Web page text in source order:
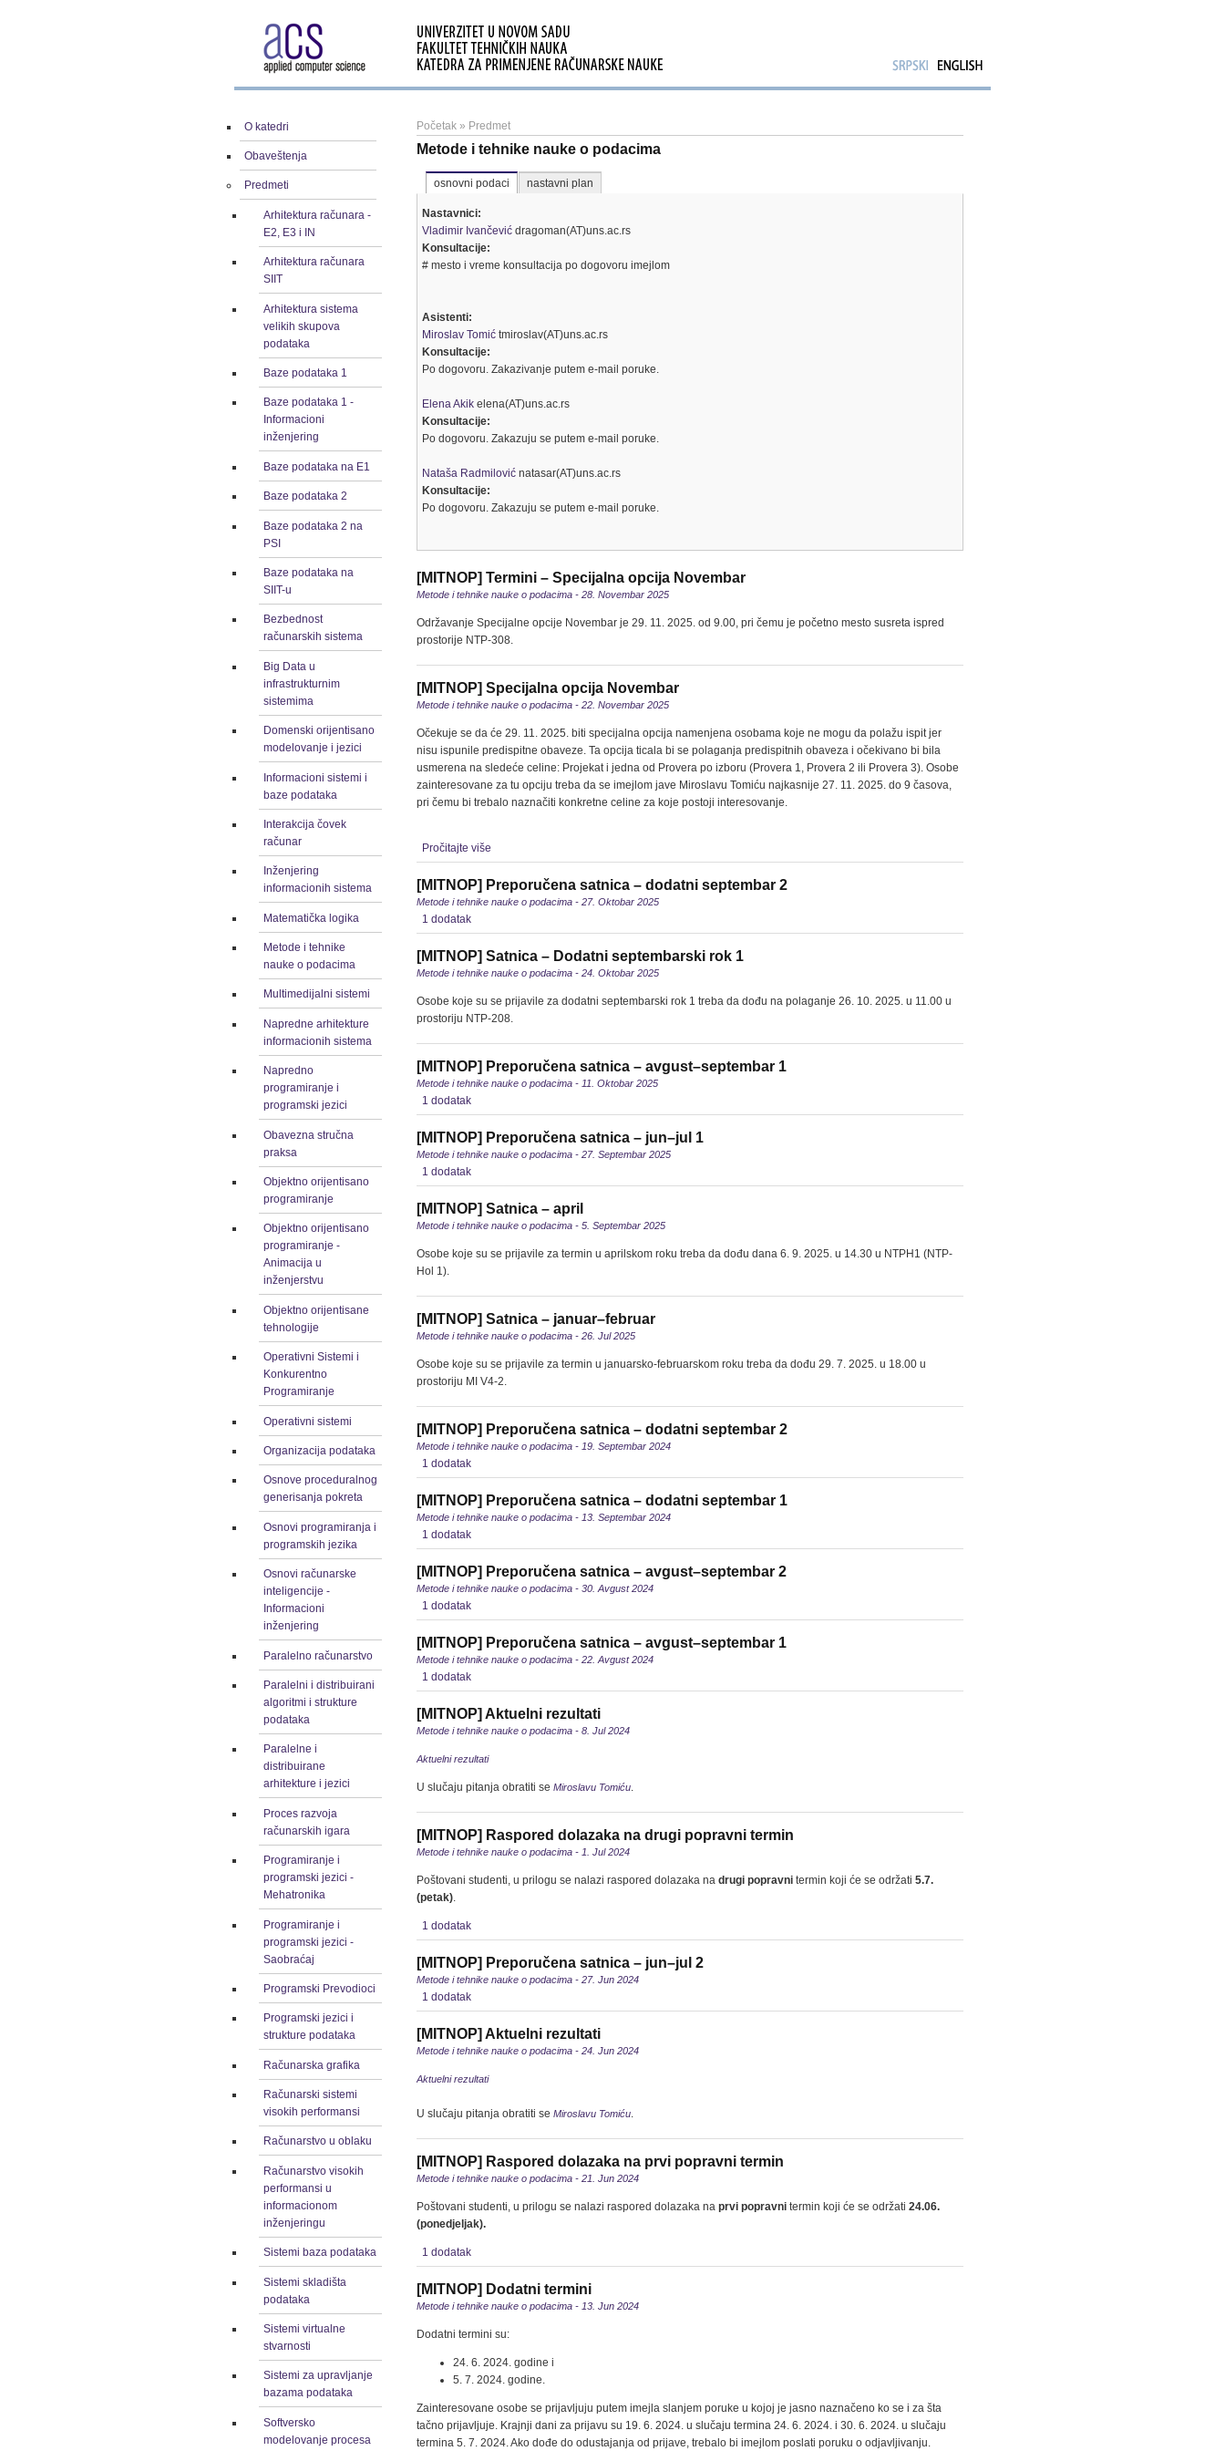
O katedri
Obaveštenja
Predmeti
Arhitektura računara -
E2, E3 i IN
Arhitektura računara
SIIT
Arhitektura sistema
velikih skupova
podataka
Baze podataka 1
Baze podataka 1 -
Informacioni
inženjering
Baze podataka na E1
Baze podataka 2
Baze podataka 2 na
PSI
Baze podataka na
SIIT-u
Bezbednost
računarskih sistema
Big Data u
infrastrukturnim
sistemima
Domenski orijentisano
modelovanje i jezici
Informacioni sistemi i
baze podataka
Interakcija čovek
računar
Inženjering
informacionih sistema
Matematička logika
Metode i tehnike
nauke o podacima
Multimedijalni sistemi
Napredne arhitekture
informacionih sistema
Napredno
programiranje i
programski jezici
Obavezna stručna
praksa
Objektno orijentisano
programiranje
Objektno orijentisano
programiranje -
Animacija u
inženjerstvu
Objektno orijentisane
tehnologije
Operativni Sistemi i
Konkurentno
Programiranje
Operativni sistemi
Organizacija podataka
Osnove proceduralnog
generisanja pokreta
Osnovi programiranja i
programskih jezika
Osnovi računarske
inteligencije -
Informacioni
inženjering
Paralelno računarstvo
Paralelni i distribuirani
algoritmi i strukture
podataka
Paralelne i
distribuirane
arhitekture i jezici
Proces razvoja
računarskih igara
Programiranje i
programski jezici -
Mehatronika
Programiranje i
programski jezici -
Saobraćaj
Programski Prevodioci
Programski jezici i
strukture podataka
Računarska grafika
Računarski sistemi
visokih performansi
Računarstvo u oblaku
Računarstvo visokih
performansi u
informacionom
inženjeringu
Sistemi baza podataka
Sistemi skladišta
podataka
Sistemi virtualne
stvarnosti
Sistemi za upravljanje
bazama podataka
Softversko
modelovanje procesa
Početak » Predmet
Metode i tehnike nauke o podacima
osnovni podaci nastavni plan
Nastavnici:
Vladimir Ivančević dragoman(AT)uns.ac.rs
Konsultacije:
# mesto i vreme konsultacija po dogovoru imejlom
Asistenti:
Miroslav Tomić tmiroslav(AT)uns.ac.rs
Konsultacije:
Po dogovoru. Zakazivanje putem e-mail poruke.
Elena Akik elena(AT)uns.ac.rs
Konsultacije:
Po dogovoru. Zakazuju se putem e-mail poruke.
Nataša Radmilović natasar(AT)uns.ac.rs
Konsultacije:
Po dogovoru. Zakazuju se putem e-mail poruke.
[MITNOP] Termini – Specijalna opcija Novembar
Metode i tehnike nauke o podacima - 28. Novembar 2025
Održavanje Specijalne opcije Novembar je 29. 11. 2025. od 9.00, pri čemu je početno mesto susreta ispred
prostorije NTP-308.
[MITNOP] Specijalna opcija Novembar
Metode i tehnike nauke o podacima - 22. Novembar 2025
Očekuje se da će 29. 11. 2025. biti specijalna opcija namenjena osobama koje ne mogu da polažu ispit jer
nisu ispunile predispitne obaveze. Ta opcija ticala bi se polaganja predispitnih obaveza i očekivano bi bila
usmerena na sledeće celine: Projekat i jedna od Provera po izboru (Provera 1, Provera 2 ili Provera 3). Osobe
zainteresovane za tu opciju treba da se imejlom jave Miroslavu Tomiću najkasnije 27. 11. 2025. do 9 časova,
pri čemu bi trebalo naznačiti konkretne celine za koje postoji interesovanje.
Pročitajte više
[MITNOP] Preporučena satnica – dodatni septembar 2
Metode i tehnike nauke o podacima - 27. Oktobar 2025
1 dodatak
[MITNOP] Satnica – Dodatni septembarski rok 1
Metode i tehnike nauke o podacima - 24. Oktobar 2025
Osobe koje su se prijavile za dodatni septembarski rok 1 treba da dođu na polaganje 26. 10. 2025. u 11.00 u
prostoriju NTP-208.
[MITNOP] Preporučena satnica – avgust–septembar 1
Metode i tehnike nauke o podacima - 11. Oktobar 2025
1 dodatak
[MITNOP] Preporučena satnica – jun–jul 1
Metode i tehnike nauke o podacima - 27. Septembar 2025
1 dodatak
[MITNOP] Satnica – april
Metode i tehnike nauke o podacima - 5. Septembar 2025
Osobe koje su se prijavile za termin u aprilskom roku treba da dođu dana 6. 9. 2025. u 14.30 u NTPH1 (NTP-
Hol 1).
[MITNOP] Satnica – januar–februar
Metode i tehnike nauke o podacima - 26. Jul 2025
Osobe koje su se prijavile za termin u januarsko-februarskom roku treba da dođu 29. 7. 2025. u 18.00 u
prostoriju MI V4-2.
[MITNOP] Preporučena satnica – dodatni septembar 2
Metode i tehnike nauke o podacima - 19. Septembar 2024
1 dodatak
[MITNOP] Preporučena satnica – dodatni septembar 1
Metode i tehnike nauke o podacima - 13. Septembar 2024
1 dodatak
[MITNOP] Preporučena satnica – avgust–septembar 2
Metode i tehnike nauke o podacima - 30. Avgust 2024
1 dodatak
[MITNOP] Preporučena satnica – avgust–septembar 1
Metode i tehnike nauke o podacima - 22. Avgust 2024
1 dodatak
[MITNOP] Aktuelni rezultati
Metode i tehnike nauke o podacima - 8. Jul 2024
Aktuelni rezultati
U slučaju pitanja obratiti se Miroslavu Tomiću.
[MITNOP] Raspored dolazaka na drugi popravni termin
Metode i tehnike nauke o podacima - 1. Jul 2024
Poštovani studenti, u prilogu se nalazi raspored dolazaka na drugi popravni termin koji će se održati 5.7.
(petak).
1 dodatak
[MITNOP] Preporučena satnica – jun–jul 2
Metode i tehnike nauke o podacima - 27. Jun 2024
1 dodatak
[MITNOP] Aktuelni rezultati
Metode i tehnike nauke o podacima - 24. Jun 2024
Aktuelni rezultati
U slučaju pitanja obratiti se Miroslavu Tomiću.
[MITNOP] Raspored dolazaka na prvi popravni termin
Metode i tehnike nauke o podacima - 21. Jun 2024
Poštovani studenti, u prilogu se nalazi raspored dolazaka na prvi popravni termin koji će se održati 24.06.
(ponedjeljak).
1 dodatak
[MITNOP] Dodatni termini
Metode i tehnike nauke o podacima - 13. Jun 2024
Dodatni termini su:
24. 6. 2024. godine i
5. 7. 2024. godine.
Zainteresovane osobe se prijavljuju putem imejla slanjem poruke u kojoj je jasno naznačeno ko se i za šta
tačno prijavljuje. Krajnji dani za prijavu su 19. 6. 2024. u slučaju termina 24. 6. 2024. i 30. 6. 2024. u slučaju
termina 5. 7. 2024. Ako dođe do odustajanja od prijave, trebalo bi imejlom poslati poruku o odjavljivanju.